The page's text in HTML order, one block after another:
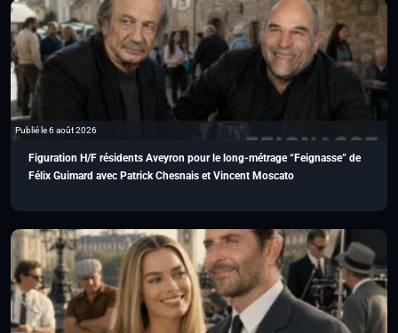
Publié le 6 août 2026
Figuration H/F résidents Aveyron pour le long-métrage “Feignasse” de
Félix Guimard avec Patrick Chesnais et Vincent Moscato